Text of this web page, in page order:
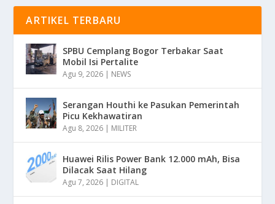
ARTIKEL TERBARU
SPBU Cemplang Bogor Terbakar Saat
Mobil Isi Pertalite
Agu 9, 2026 | NEWS
Serangan Houthi ke Pasukan Pemerintah
Picu Kekhawatiran
Agu 8, 2026 | MILITER
Huawei Rilis Power Bank 12.000 mAh, Bisa
Dilacak Saat Hilang
Agu 7, 2026 | DIGITAL